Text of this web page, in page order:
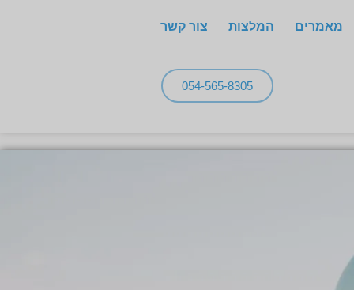
מאמרים המלצות צור קשר
054-565-8305